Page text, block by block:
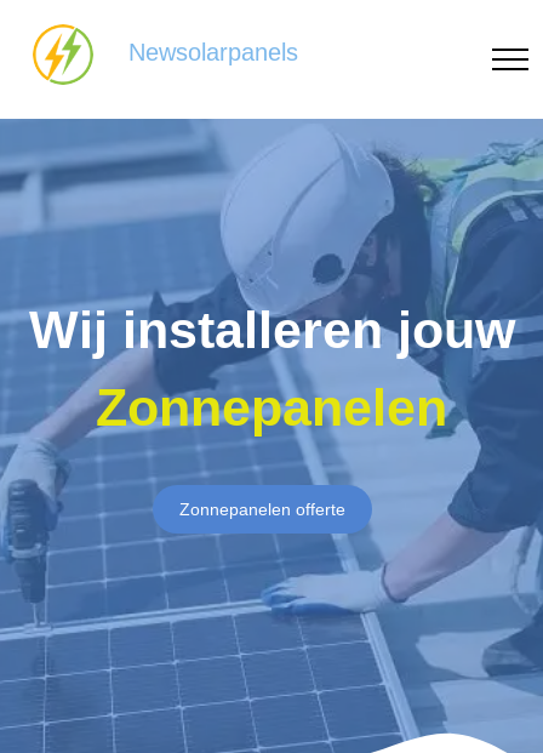
Newsolarpanels
Wij installeren jouw
Zonnepanelen
Zonnepanelen offerte